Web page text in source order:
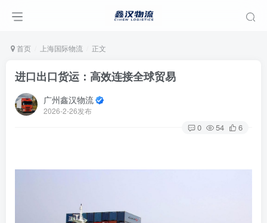
首页 上海国际物流 正文
进口出口货运：高效连接全球贸易
广州鑫汉物流
2026-2-26发布
0 54 6